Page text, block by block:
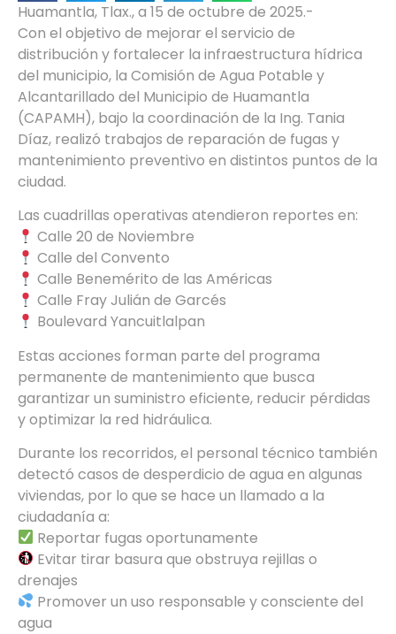
Huamantla, Tlax., a 15 de octubre de 2025.-
Con el objetivo de mejorar el servicio de
distribución y fortalecer la infraestructura hídrica
del municipio, la Comisión de Agua Potable y
Alcantarillado del Municipio de Huamantla
(CAPAMH), bajo la coordinación de la Ing. Tania
Díaz, realizó trabajos de reparación de fugas y
mantenimiento preventivo en distintos puntos de la
ciudad.
Las cuadrillas operativas atendieron reportes en:
Calle 20 de Noviembre
Calle del Convento
Calle Benemérito de las Américas
Calle Fray Julián de Garcés
Boulevard Yancuitlalpan
Estas acciones forman parte del programa
permanente de mantenimiento que busca
garantizar un suministro eficiente, reducir pérdidas
y optimizar la red hidráulica.
Durante los recorridos, el personal técnico también
detectó casos de desperdicio de agua en algunas
viviendas, por lo que se hace un llamado a la
ciudadanía a:
Reportar fugas oportunamente
Evitar tirar basura que obstruya rejillas o
drenajes
Promover un uso responsable y consciente del
agua